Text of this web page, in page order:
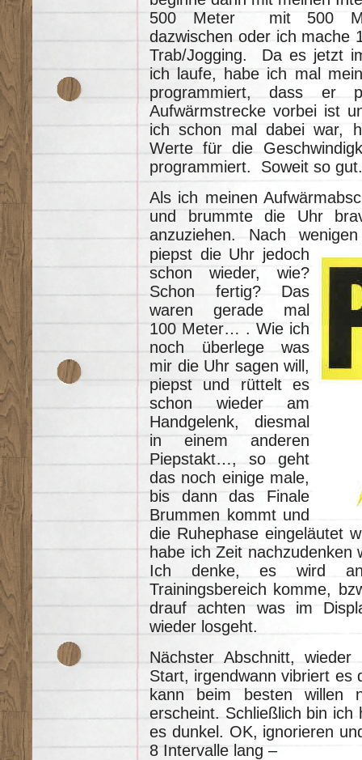
500 Meter mit 500
dazwischen oder ich mache
Trab/Jogging. Da es jetzt
ich laufe, habe ich mal
programmiert, dass er
Aufwärmstrecke vorbei ist
ich schon mal dabei war,
Werte für die
programmiert. Soweit so gut.
Als ich meinen
und brummte die Uhr
anzuziehen. Nach
piepst die Uhr jedoch
schon wieder, wie?
Schon fertig? Das
waren gerade mal
100 Meter… . Wie ich
noch überlege was
mir die Uhr sagen will,
piepst und rüttelt es
schon wieder am
Handgelenk, diesmal
in einem anderen
Piepstakt…, so geht
das noch einige male,
bis dann das Finale
Brummen kommt und
die Ruhephase eingeläutet
habe ich Zeit
Ich denke, es wird
Trainingsbereich komme,
drauf achten was im
wieder losgeht.
Nächster Abschnitt,
Start, irgendwann vibriert es
kann beim besten willen
erscheint. Schließlich bin
es dunkel. OK, ignorieren
8 Intervalle lang –